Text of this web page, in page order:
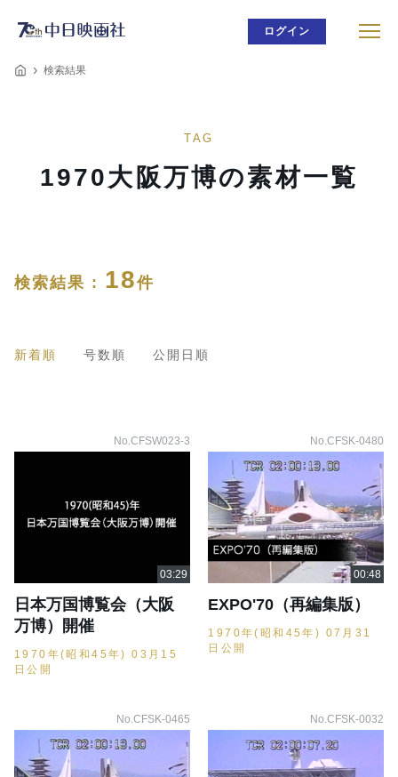
ログイン
検索結果
TAG
1970大阪万博の素材一覧
検索結果 : 18件
新着順 号数順 公開日順
No.CFSW023-3
日本万国博覧会（大阪
万博）開催
1970年(昭和45年) 03月15
日公開
No.CFSK-0480
EXPO'70（再編集版）
1970年(昭和45年) 07月31
日公開
No.CFSK-0465 No.CFSK-0032